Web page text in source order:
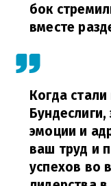
бок
вместе
Когда
эмоции и
ваш труд и
успехов во